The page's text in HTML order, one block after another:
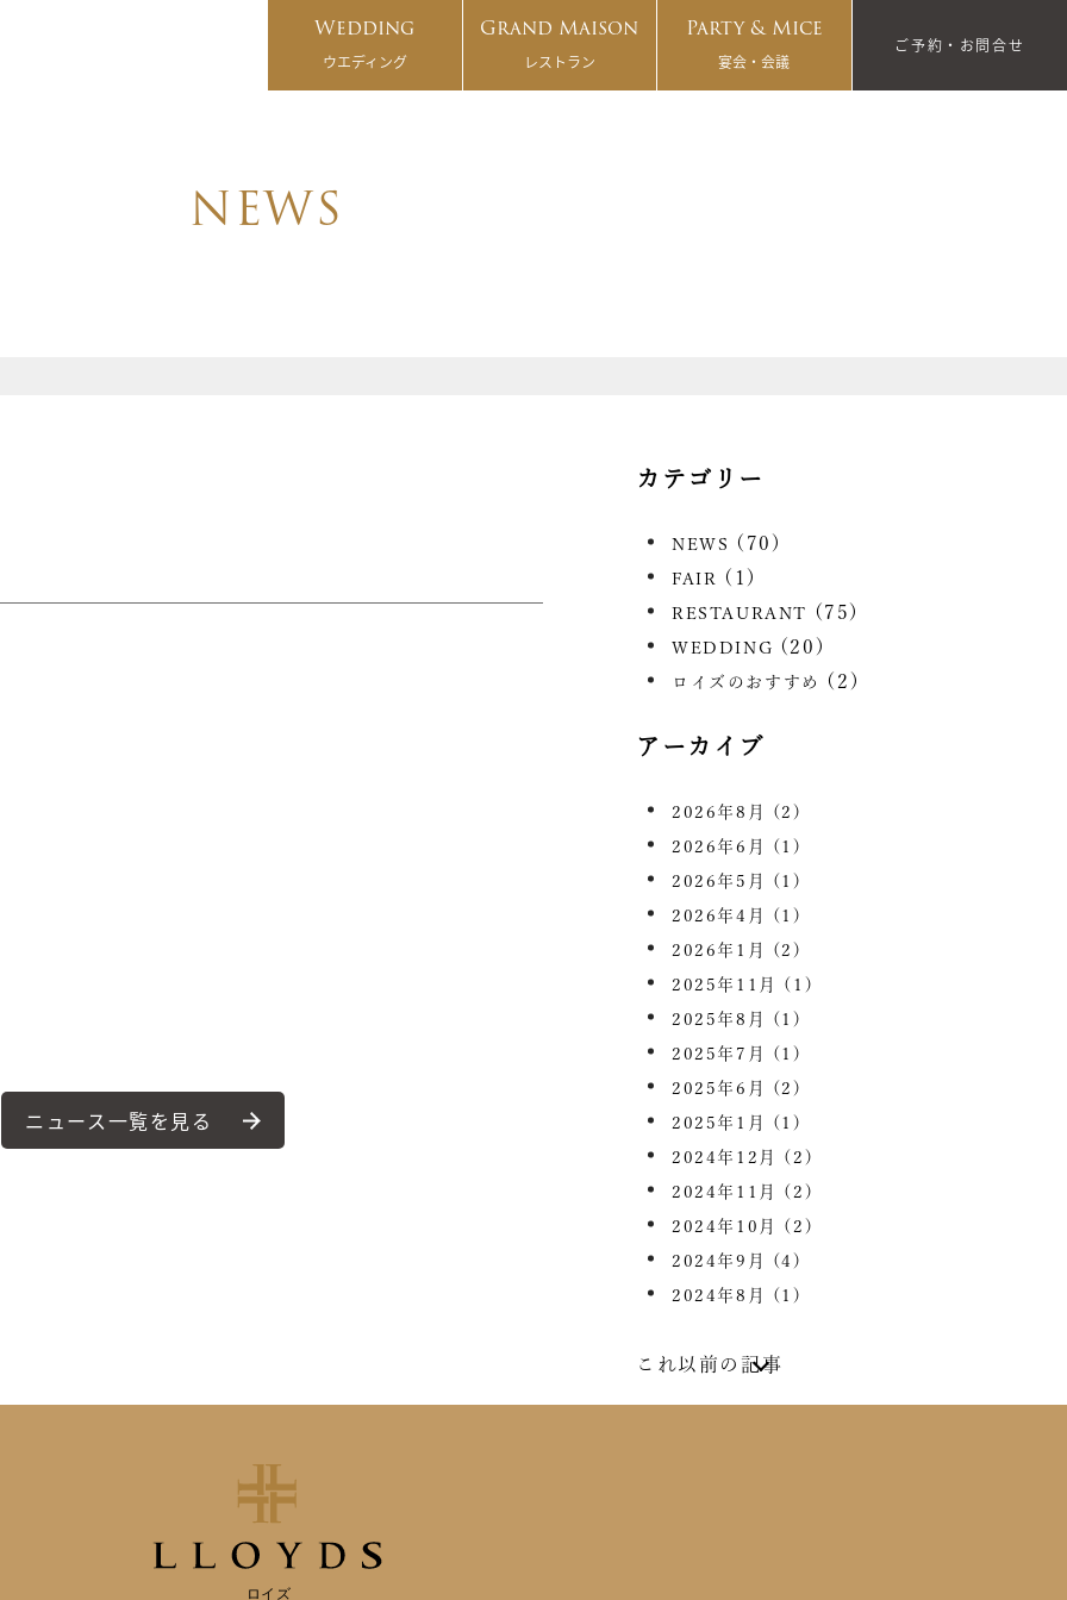
Wedding
ウエディング
Grand Maison
レストラン
Party & Mice
宴会・会議
ご予約・お問合せ
NEWS
ニュース一覧を見る
カテゴリー
NEWS (70)
FAIR (1)
RESTAURANT (75)
WEDDING (20)
ロイズのおすすめ (2)
アーカイブ
2026年8月 (2)
2026年6月 (1)
2026年5月 (1)
2026年4月 (1)
2026年1月 (2)
2025年11月 (1)
2025年8月 (1)
2025年7月 (1)
2025年6月 (2)
2025年1月 (1)
2024年12月 (2)
2024年11月 (2)
2024年10月 (2)
2024年9月 (4)
2024年8月 (1)
これ以前の記事
ロイズ